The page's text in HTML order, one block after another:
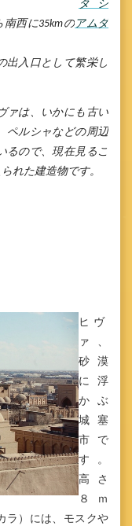
タシ
南西に35kmの アムダ
出入口として繁栄し
ァは、いかにも古い
ペルシャなどの周辺
るので、現在見るこ
れた建造物です。
ヒヴ
ァ、
砂漠
に浮
かぶ
城塞
市で
す。
高さ
８ｍ
ラ）には、モスクや